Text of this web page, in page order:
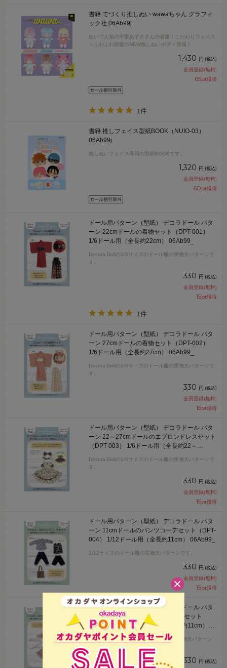
書籍 てづくり推しぬい wawaちゃん グラフィ
ック社 06Ab99j
ぬいで人気の平栗あずささんの著書！こだわりフェイス
＋ふわふわ前髪のNEW推しぬいボディ登場！
1,430 円 (税込)
会員登録(無料)
65pt獲得
1件
書籍 推しフェイス型紙BOOK（NUIO-03）
06Ab99j
推しぬいフェイス専用の型紙BOOKです。
1,320 円 (税込)
会員登録(無料)
60pt獲得
ドール用パターン（型紙） デコラドール パタ
ーン 22cmドールの着物セット（DPT-001）
1/6ドール用（全長約22cm） 06Ab99_
Decora Dollの1/6サイズのドール服の実物大パターンで
す。
330 円 (税込)
会員登録(無料)
15pt獲得
1件
ドール用パターン（型紙） デコラドール パタ
ーン 27cmドールの着物セット（DPT-002）
1/6ドール用（全長約27cm） 06Ab99_
Decora Dollの1/6サイズのドール服の実物大パターンで
す。
330 円 (税込)
会員登録(無料)
15pt獲得
ドール用パターン（型紙） デコラドール パタ
ーン 22～27cmドールのエプロンドレスセット
（DPT-003） 1/6ドール用（全長約22～
Decora Dollの1/6サイズのドール服の実物大パターンで
す。
330 円 (税込)
会員登録(無料)
15pt獲得
ドール用パターン（型紙） デコラドール パタ
ーン 11cmドールのパンツコーデセット（DPT-
004） 1/12ドール用（全長約11cm） 06Ab99_
1/12サイズのドール服の実物大パターンです。
330 円 (税込)
会員登録(無料)
15pt獲得
ドール用パターン（型紙） デコラドール パタ
ーン 11cmドールのエプロンドレスセット
（DPT-005） 1/12ドール用（全長約11cm）
06Ab99_
Decora Dollの1/12サイズのドール服の実物大パターン
です。
330 円 (税込)